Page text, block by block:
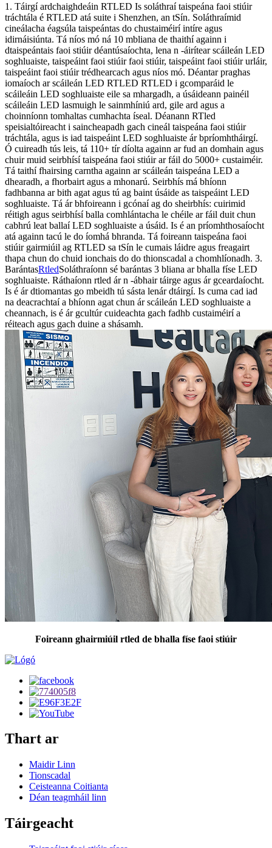
1. Táirgí ardchaighdeáin RTLED Is soláthraí taispeána faoi stiúir
tráchtála é RTLED atá suite i Shenzhen, an tSín. Soláthraímid
cineálacha éagsúla taispeántas do chustaiméirí intíre agus
idirnáisiúnta. Tá níos mó ná 10 mbliana de thaithí againn i
dtaispeántais faoi stiúir déantúsaíochta, lena n -áirítear scáileán LED
soghluaiste, taispeáint faoi stiúir faoi stiúir, taispeáint faoi stiúir urláir,
taispeáint faoi stiúir trédhearcach agus níos mó. Déantar praghas
iomaíoch ar scáileán LED RTLED RTLED i gcomparáid le
scáileáin LED soghluaiste eile sa mhargadh, a úsáideann painéil
scáileáin LED lasmuigh le sainmhíniú ard, gile ard agus a
choinníonn tomhaltas cumhachta íseal. Déanann RTled
speisialtóireacht i saincheapadh gach cineál taispeána faoi stiúir
tráchtála, agus is iad taispeáint LED soghluaiste ár bpríomhtháirgí.
Ó cuireadh tús leis, tá 110+ tír díolta againn ar fud an domhain agus
chuir muid seirbhísí taispeána faoi stiúir ar fáil do 5000+ custaiméir.
Tá taithí fhairsing carntha againn ar scáileán taispeána LED a
dhearadh, a fhorbairt agus a mhonarú. Seirbhís má bhíonn
fadhbanna ar bith agat agus tú ag baint úsáide as taispeáint LED
soghluaiste. Tá ár bhfoireann i gcónaí ag do sheirbhís: cuirimid
réitigh agus seirbhísí balla comhlántacha le chéile ar fáil duit chun
cabhrú leat ballaí LED soghluaiste a úsáid. Is é an príomhthosaíocht
atá againn tacú le do íomhá bhranda. Tá foireann taispeána faoi
stiúir gairmiúil ag RTLED sa tSín le cumais láidre agus freagairt
thapa chun do chuid ionchais do do thionscadal a chomhlíonadh. 3.
BarántasRtledSoláthraíonn sé barántas 3 bliana ar bhalla físe LED
soghluaiste. Ráthaíonn rtled ár n -ábhair táirge agus ár gceardaíocht.
Is é ár dtiomantas go mbeidh tú sásta lenár dtáirgí. Is cuma cad iad
na deacrachtaí a bhíonn agat chun ár scáileán LED soghluaiste a
cheannach, is é ár gcultúr cuideachta gach fadhb custaiméirí a
réiteach agus gach duine a shásamh.
Foireann ghairmiúil rtled de bhalla físe faoi stiúir
Thart ar
Maidir Linn
Tionscadal
Ceisteanna Coitianta
Déan teagmháil linn
Táirgeacht